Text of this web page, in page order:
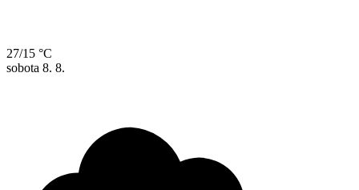
27/15 °C
sobota 8. 8.